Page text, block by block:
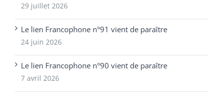
29 juillet 2026
Le lien Francophone n°91 vient de paraître
24 juin 2026
Le lien Francophone n°90 vient de paraître
7 avril 2026